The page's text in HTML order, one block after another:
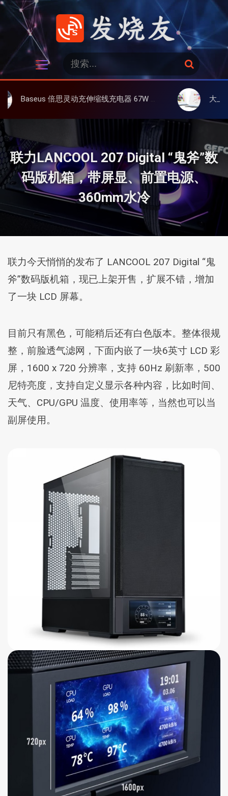
跳
发烧友
：
搜
索
缩线充电器 67W 3C，超耐用可伸缩线、氮化镓、3C多设备同时充 大上 Paperlike 13K 彩屏版
联力LANCOOL 207 Digital “鬼斧”数
码版机箱，带屏显、前置电源、
360mm水冷
联力今天悄悄的发布了 LANCOOL 207 Digital “鬼
斧”数码版机箱，现已上架开售，扩展不错，增加
了一块 LCD 屏幕。
目前只有黑色，可能稍后还有白色版本。整体很规
整，前脸透气滤网，下面内嵌了一块6英寸 LCD 彩
屏，1600 x 720 分辨率，支持 60Hz 刷新率，500
尼特亮度，支持自定义显示各种内容，比如时间、
天气、CPU/GPU 温度、使用率等，当然也可以当
副屏使用。